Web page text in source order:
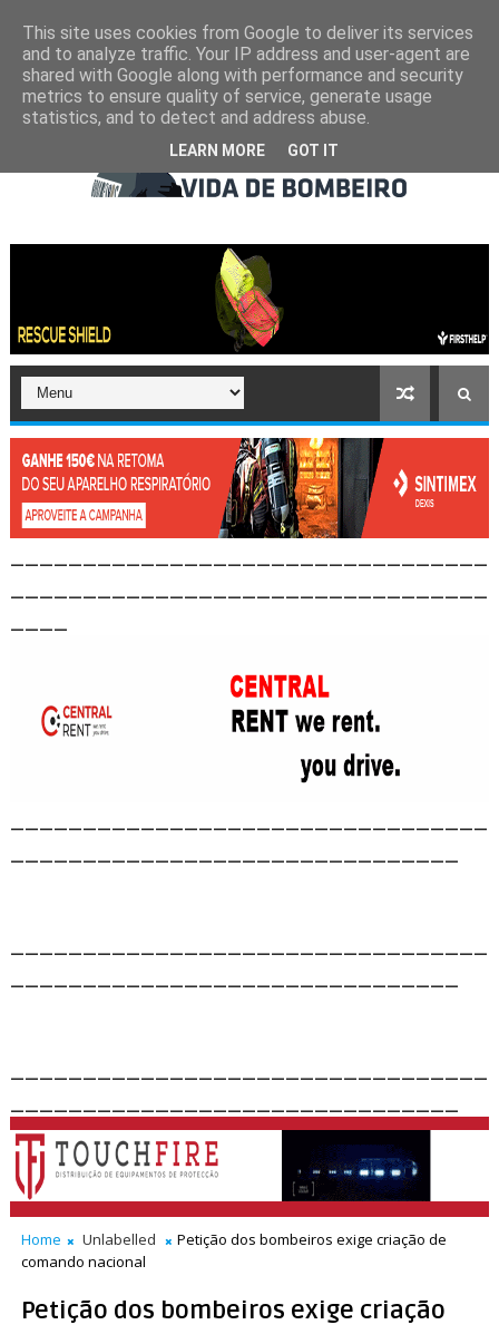
Home Unlabelled
Petição dos bombeiros exige criação de
comando nacional
Petição dos bombeiros exige criação
This site uses cookies from Google to deliver its services
and to analyze traffic. Your IP address and user-agent are
shared with Google along with performance and security
metrics to ensure quality of service, generate usage
statistics, and to detect and address abuse.
LEARN MORE GOT IT